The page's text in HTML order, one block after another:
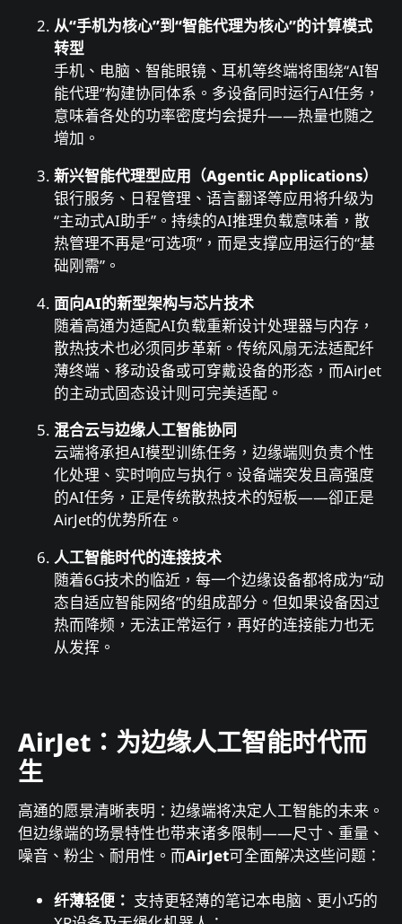
从“手机为核心”到“智能代理为核心”的计算模式
转型
手机、电脑、智能眼镜、耳机等终端将围绕“AI智
能代理”构建协同体系。多设备同时运行AI任务，
意味着各处的功率密度均会提升——热量也随之
增加。
新兴智能代理型应用（Agentic Applications）
银行服务、日程管理、语言翻译等应用将升级为
“主动式AI助手”。持续的AI推理负载意味着，散
热管理不再是“可选项”，而是支撑应用运行的“基
础刚需”。
面向AI的新型架构与芯片技术
随着高通为适配AI负载重新设计处理器与内存，
散热技术也必须同步革新。传统风扇无法适配纤
薄终端、移动设备或可穿戴设备的形态，而AirJet
的主动式固态设计则可完美适配。
混合云与边缘人工智能协同
云端将承担AI模型训练任务，边缘端则负责个性
化处理、实时响应与执行。设备端突发且高强度
的AI任务，正是传统散热技术的短板——卻正是
AirJet的优势所在。
人工智能时代的连接技术
随着6G技术的临近，每一个边缘设备都将成为“动
态自适应智能网络”的组成部分。但如果设备因过
热而降频，无法正常运行，再好的连接能力也无
从发挥。
AirJet：为边缘人工智能时代而
生
高通的愿景清晰表明：边缘端将决定人工智能的未来。
但边缘端的场景特性也带来诸多限制——尺寸、重量、
噪音、粉尘、耐用性。而AirJet可全面解决这些问题：
纤薄轻便： 支持更轻薄的笔记本电脑、更小巧的